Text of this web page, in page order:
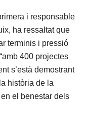
i responsable
ha ressaltat que
terminis i pressió
400 projectes
s’està demostrant
història de la
el benestar dels